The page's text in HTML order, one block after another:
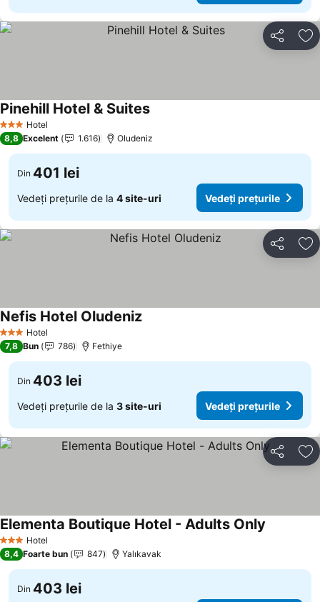
Distribuiți
3 SteleHotel
Pinehill Hotel & Suites
8,8 Excelent 1.616 Oludeniz
Din 401 lei
Vedeți prețurile de la 4 site-uri Vedeți prețurile
Distribuiți
3 SteleHotel
Nefis Hotel Oludeniz
7,8 Bun 786 Fethiye
Din 403 lei
Vedeți prețurile de la 3 site-uri Vedeți prețurile
Distribuiți
3 SteleHotel
Elementa Boutique Hotel - Adults Only
8,4 Foarte bun 847 Yalıkavak
Din 403 lei